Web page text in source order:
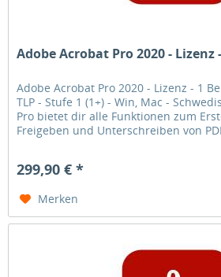
Adobe Acrobat Pro 2020 - Lizenz
Adobe Acrobat Pro 2020 - Lizenz - 1
TLP - Stufe 1 (1+) - Win, Mac -
Pro bietet dir alle Funktionen zum
Freigeben und Unterschreiben von
299,90 € *
Merken